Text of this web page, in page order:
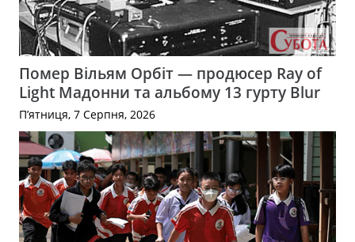
Помер Вільям Орбіт — продюсер Ray of
Light Мадонни та альбому 13 гурту Blur
П’ятниця, 7 Серпня, 2026